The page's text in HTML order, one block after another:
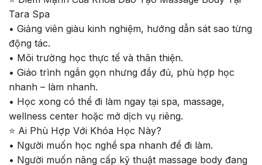
Tara Spa
• Giảng viên giàu kinh nghiệm, hướng dẫn sát sao từng
động tác.
• Môi trường học thực tế và thân thiện.
• Giáo trình ngắn gọn nhưng đầy đủ, phù hợp học
nhanh – làm nhanh.
• Học xong có thể đi làm ngay tại spa, massage,
wellness center hoặc mở dịch vụ riêng.
⭐ Ai Phù Hợp Với Khóa Học Này?
• Người muốn học nghề spa nhanh để đi làm.
• Người muốn nâng cấp kỹ thuật massage body đang